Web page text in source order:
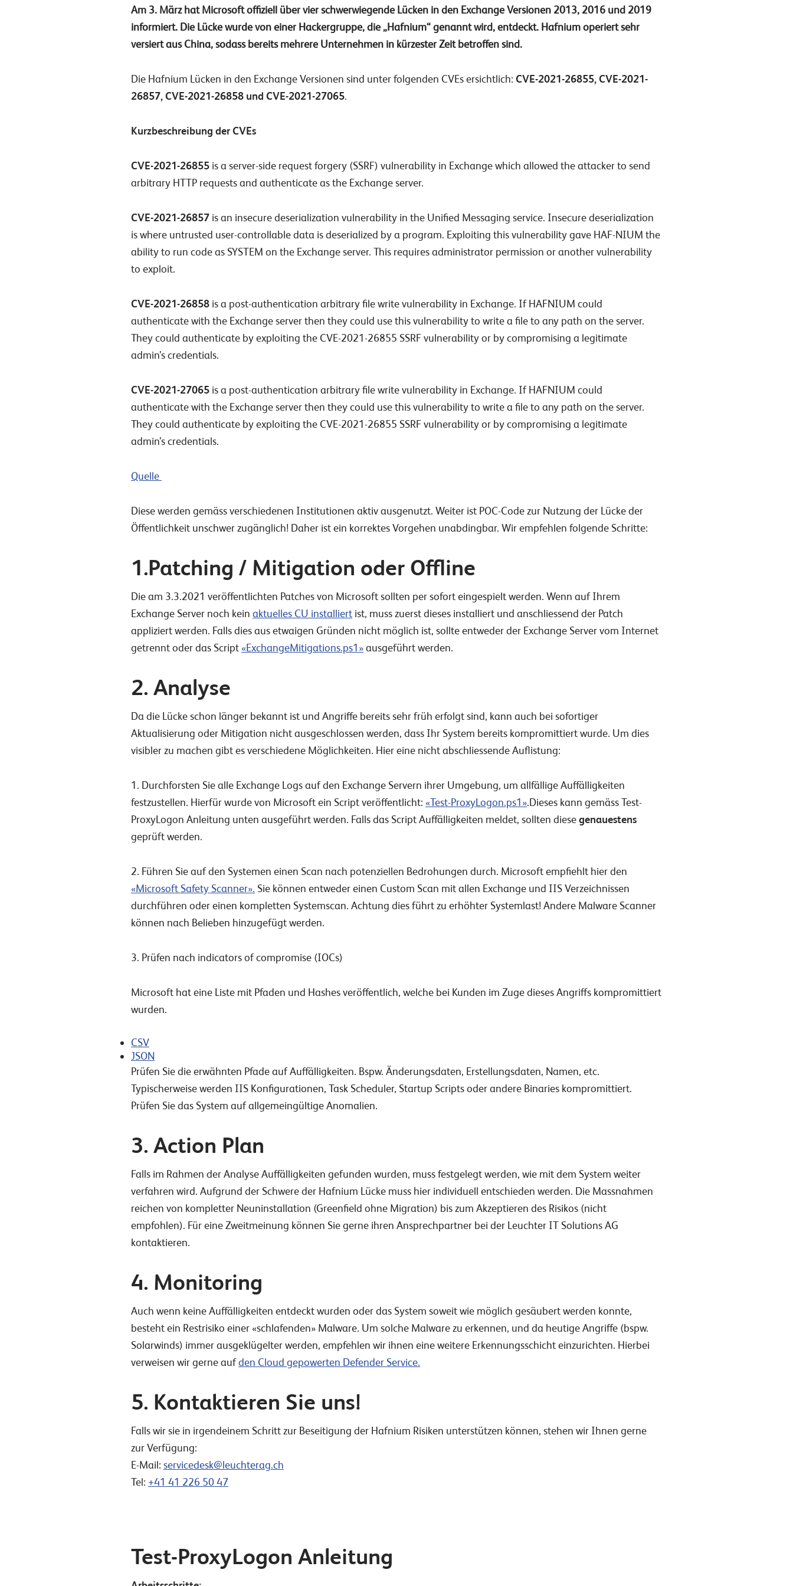
Am 3. März hat Microsoft offiziell über vier schwerwiegende Lücken in den Exchange Versionen 2013, 2016 und 2019
informiert. Die Lücke wurde von einer Hackergruppe, die „Hafnium“ genannt wird, entdeckt. Hafnium operiert sehr
versiert aus China, sodass bereits mehrere Unternehmen in kürzester Zeit betroffen sind.
Die Hafnium Lücken in den Exchange Versionen sind unter folgenden CVEs ersichtlich: CVE-2021-26855, CVE-2021-
26857, CVE-2021-26858 und CVE-2021-27065.
Kurzbeschreibung der CVEs
CVE-2021-26855 is a server-side request forgery (SSRF) vulnerability in Exchange which allowed the attacker to send
arbitrary HTTP requests and authenticate as the Exchange server.
CVE-2021-26857 is an insecure deserialization vulnerability in the Unified Messaging service. Insecure deserialization
is where untrusted user-controllable data is deserialized by a program. Exploiting this vulnerability gave HAF-NIUM the
ability to run code as SYSTEM on the Exchange server. This requires administrator permission or another vulnerability
to exploit.
CVE-2021-26858 is a post-authentication arbitrary file write vulnerability in Exchange. If HAFNIUM could
authenticate with the Exchange server then they could use this vulnerability to write a file to any path on the server.
They could authenticate by exploiting the CVE-2021-26855 SSRF vulnerability or by compromising a legitimate
admin’s credentials.
CVE-2021-27065 is a post-authentication arbitrary file write vulnerability in Exchange. If HAFNIUM could
authenticate with the Exchange server then they could use this vulnerability to write a file to any path on the server.
They could authenticate by exploiting the CVE-2021-26855 SSRF vulnerability or by compromising a legitimate
admin’s credentials.
Quelle
Diese werden gemäss verschiedenen Institutionen aktiv ausgenutzt. Weiter ist POC-Code zur Nutzung der Lücke der
Öffentlichkeit unschwer zugänglich! Daher ist ein korrektes Vorgehen unabdingbar. Wir empfehlen folgende Schritte:
1.Patching / Mitigation oder Offline
Die am 3.3.2021 veröffentlichten Patches von Microsoft sollten per sofort eingespielt werden. Wenn auf Ihrem
Exchange Server noch kein aktuelles CU installiert ist, muss zuerst dieses installiert und anschliessend der Patch
appliziert werden. Falls dies aus etwaigen Gründen nicht möglich ist, sollte entweder der Exchange Server vom Internet
getrennt oder das Script «ExchangeMitigations.ps1»ausgeführt werden.
2. Analyse
Da die Lücke schon länger bekannt ist und Angriffe bereits sehr früh erfolgt sind, kann auch bei sofortiger
Aktualisierung oder Mitigation nicht ausgeschlossen werden, dass Ihr System bereits kompromittiert wurde. Um dies
visibler zu machen gibt es verschiedene Möglichkeiten. Hier eine nicht abschliessende Auflistung:
1. Durchforsten Sie alle Exchange Logs auf den Exchange Servern ihrer Umgebung, um allfällige Auffälligkeiten
festzustellen. Hierfür wurde von Microsoft ein Script veröffentlicht: «Test-ProxyLogon.ps1».Dieses kann gemäss Test-
ProxyLogon Anleitung unten ausgeführt werden. Falls das Script Auffälligkeiten meldet, sollten diesegenauestens
geprüft werden.
2. Führen Sie auf den Systemen einen Scan nach potenziellen Bedrohungen durch. Microsoft empfiehlt hier den
«Microsoft Safety Scanner». Sie können entweder einen Custom Scan mit allen Exchange und IIS Verzeichnissen
durchführen oder einen kompletten Systemscan. Achtung dies führt zu erhöhter Systemlast! Andere Malware Scanner
können nach Belieben hinzugefügt werden.
3. Prüfen nach indicators of compromise (IOCs)
Microsoft hat eine Liste mit Pfaden und Hashes veröffentlich, welche bei Kunden im Zuge dieses Angriffs kompromittiert
wurden.
CSV
JSON
Prüfen Sie die erwähnten Pfade auf Auffälligkeiten. Bspw. Änderungsdaten, Erstellungsdaten, Namen, etc.
Typischerweise werden IIS Konfigurationen, Task Scheduler, Startup Scripts oder andere Binaries kompromittiert.
Prüfen Sie das System auf allgemeingültige Anomalien.
3. Action Plan
Falls im Rahmen der Analyse Auffälligkeiten gefunden wurden, muss festgelegt werden, wie mit dem System weiter
verfahren wird. Aufgrund der Schwere der Hafnium Lücke muss hier individuell entschieden werden. Die Massnahmen
reichen von kompletter Neuninstallation (Greenfield ohne Migration) bis zum Akzeptieren des Risikos (nicht
empfohlen). Für eine Zweitmeinung können Sie gerne ihren Ansprechpartner bei der Leuchter IT Solutions AG
kontaktieren.
4. Monitoring
Auch wenn keine Auffälligkeiten entdeckt wurden oder das System soweit wie möglich gesäubert werden konnte,
besteht ein Restrisiko einer «schlafenden» Malware. Um solche Malware zu erkennen, und da heutige Angriffe (bspw.
Solarwinds) immer ausgeklügelter werden, empfehlen wir ihnen eine weitere Erkennungsschicht einzurichten. Hierbei
verweisen wir gerne aufden Cloud gepowerten Defender Service.
5. Kontaktieren Sie uns!
Falls wir sie in irgendeinem Schritt zur Beseitigung der Hafnium Risiken unterstützen können, stehen wir Ihnen gerne
zur Verfügung:
E-Mail: servicedesk@leuchterag.ch
Tel: +41 41 226 50 47
Test-ProxyLogon Anleitung